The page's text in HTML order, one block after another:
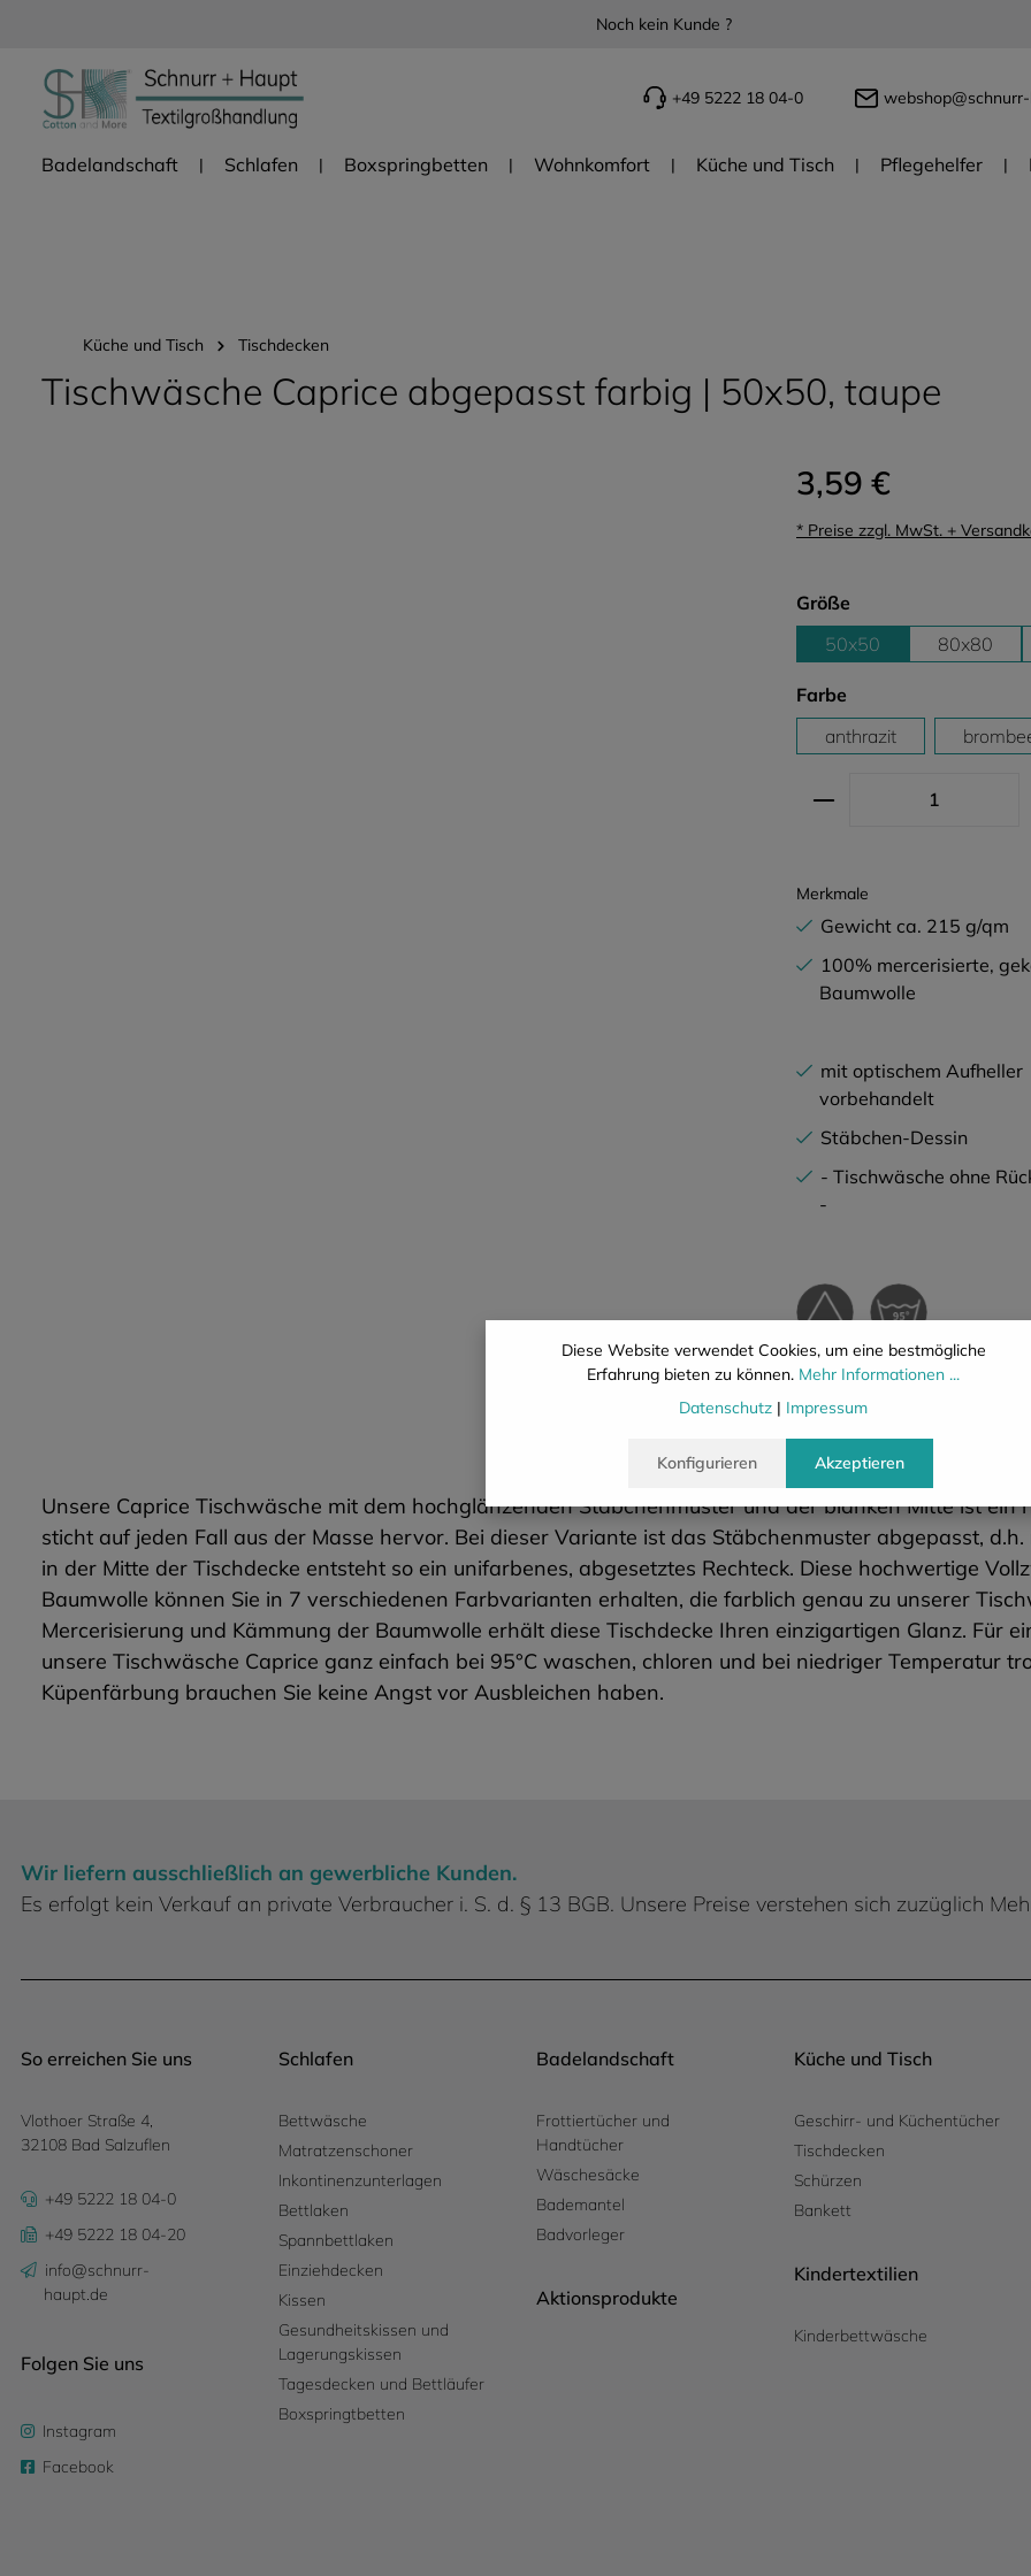
Noch kein Kunde ?
+49 5222 18 04-0
Badelandschaft Schlafen Boxspringbetten Wohnkomfort Küche und Tisch Pflegehelfer
Küche und Tisch Tischdecken
Tischwäsche Caprice abgepasst farbig | 50x50, taupe
3,59 €
* Preise zzgl. MwSt. +
Größe
50x50
80x80
Farbe
anthrazit
Produkt Anzahl:
Merkmale
Gewicht ca. 215 g/qm
100% mercerisierte,
Baumwolle
mit optischem Aufheller
vorbehandelt
Stäbchen-Dessin
- Tischwäsche ohne
-
Beschreibung Eigenschaften
Unsere Caprice Tischwäsche mit dem hochglänzenden Stäbchenmuster und der blanken Mitte ist ein
sticht auf jeden Fall aus der Masse hervor. Bei dieser Variante ist das Stäbchenmuster abgepasst,
in der Mitte der Tischdecke entsteht so ein unifarbenes, abgesetztes Rechteck. Diese hochwertige
Baumwolle können Sie in 7 verschiedenen Farbvarianten erhalten, die farblich genau zu unserer
Mercerisierung und Kämmung der Baumwolle erhält diese Tischdecke Ihren einzigartigen Glanz. Für
unsere Tischwäsche Caprice ganz einfach bei 95°C waschen, chloren und bei niedriger Temperatur
Küpenfärbung brauchen Sie keine Angst vor Ausbleichen haben.
Wir liefern ausschließlich an gewerbliche Kunden.
Es erfolgt kein Verkauf an private Verbraucher i. S. d. § 13 BGB. Unsere Preise verstehen sich zuzüglich
So erreichen Sie uns
Vlothoer Straße 4,
32108 Bad Salzuflen
+49 5222 18 04-0
+49 5222 18 04-20
info@schnurr-
haupt.de
Folgen Sie uns
Instagram
Facebook
Schlafen
Bettwäsche
Matratzenschoner
Inkontinenzunterlagen
Bettlaken
Spannbettlaken
Einziehdecken
Kissen
Gesundheitskissen und
Lagerungskissen
Tagesdecken und Bettläufer
Boxspringtbetten
Badelandschaft
Frottiertücher und
Handtücher
Wäschesäcke
Bademantel
Badvorleger
Aktionsprodukte
Küche und Tisch
Geschirr- und Küchentücher
Tischdecken
Schürzen
Bankett
Kindertextilien
Kinderbettwäsche
Diese Website verwendet Cookies, um eine bestmögliche
Erfahrung bieten zu können. Mehr Informationen ...
Datenschutz | Impressum
Konfigurieren Akzeptieren